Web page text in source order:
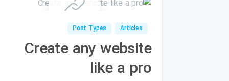
Articles
Post Types
Create any website
like a pro